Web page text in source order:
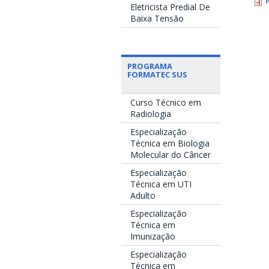
Eletricista Predial De
Baixa Tensão
PROGRAMA
FORMATEC SUS
Curso Técnico em
Radiologia
Especialização
Técnica em Biologia
Molecular do Câncer
Especialização
Técnica em UTI
Adulto
Especialização
Técnica em
Imunização
Especialização
Técnica em